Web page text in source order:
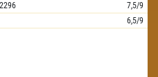
2296
7,5/9
6,5/9